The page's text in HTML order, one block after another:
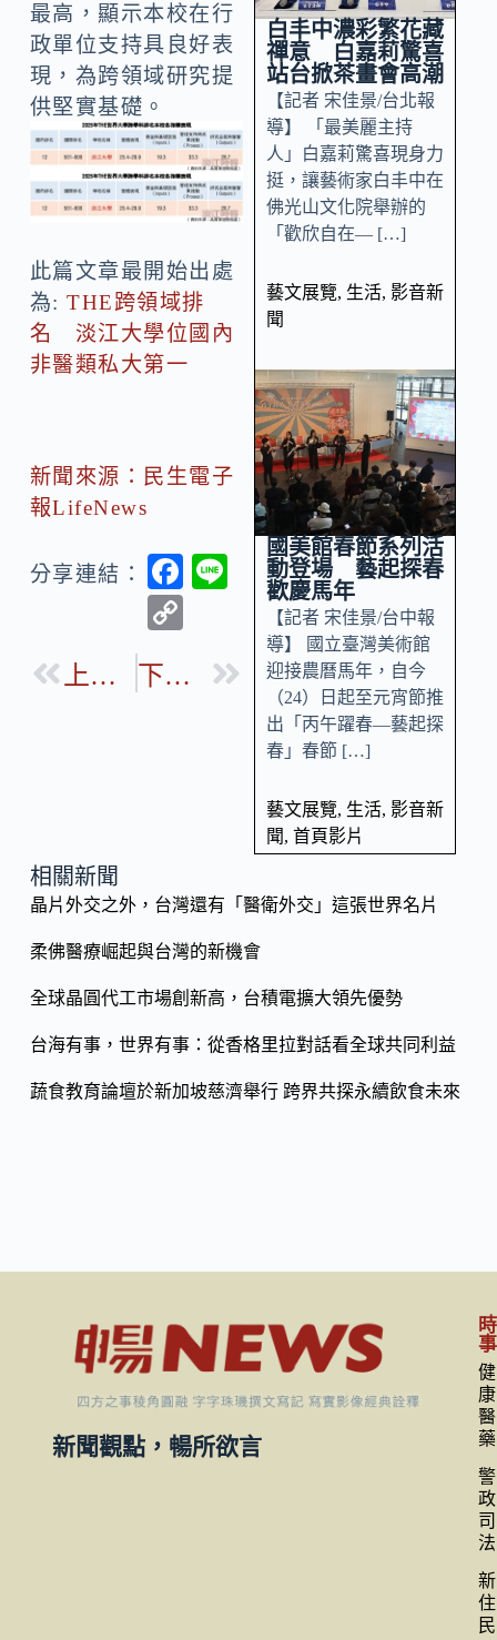
最高，顯示本校在行
政單位支持具良好表
現，為跨領域研究提
供堅實基礎。
此篇文章最開始出處
為:THE跨領域排
名 淡江大學位國內
非醫類私大第一
新聞來源：民生電子
報LifeNews
分享連結：
F
bp
上一篇 下一篇
白丰中濃彩繁花藏
禪意 白嘉莉驚喜
站台掀茶畫會高潮
【記者 宋佳景/台北報
導】 「最美麗主持
人」白嘉莉驚喜現身力
挺，讓藝術家白丰中在
佛光山文化院舉辦的
「歡欣自在— […]
藝文展覽, 生活, 影音新
聞
國美館春節系列活
動登場 藝起探春
歡慶馬年
【記者 宋佳景/台中報
導】 國立臺灣美術館
迎接農曆馬年，自今
（24）日起至元宵節推
出「丙午躍春—藝起探
春」春節 […]
藝文展覽, 生活, 影音新
聞, 首頁影片
相關新聞
晶片外交之外，台灣還有「醫衛外交」這張世界名片
柔佛醫療崛起與台灣的新機會
全球晶圓代工市場創新高，台積電擴大領先優勢
台海有事，世界有事：從香格里拉對話看全球共同利益
蔬食教育論壇於新加坡慈濟舉行 跨界共探永續飲食未來
新聞觀點，暢所欲言
時
事
健
康
醫
藥
警
政
司
法
新
住
民